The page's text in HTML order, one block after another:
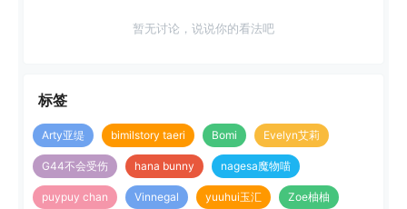
暂无讨论，说说你的看法吧
标签
Arty亚缇 bimilstory taeri Bomi Evelyn艾莉
G44不会受伤 hana bunny nagesa魔物喵
puypuy chan Vinnegal yuuhui玉汇 Zoe柚柚